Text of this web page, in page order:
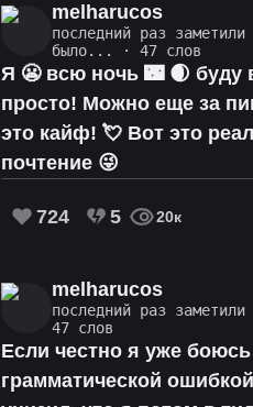
melharucos
последний раз
было...
· 47 слов
Я 😬 всю ночь 🌃 🌒 буду
просто! Можно еще за
это кайф! 💘 Вот это
почтение 😜
724 5 20к
melharucos
последний раз
47 слов
Если честно я уже
грамматической